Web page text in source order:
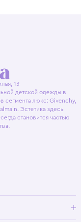
13
детской одежды в
сегмента люкс: Givenchy,
Эстетика здесь
становится частью